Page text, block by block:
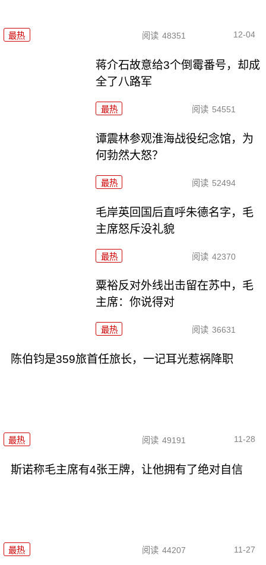
最热 阅读 48351 12-04
蒋介石故意给3个倒霉番号，却成
全了八路军
最热 阅读 54551
谭震林参观淮海战役纪念馆，为
何勃然大怒？
最热 阅读 52494
毛岸英回国后直呼朱德名字，毛
主席怒斥没礼貌
最热 阅读 42370
粟裕反对外线出击留在苏中，毛
主席：你说得对
最热 阅读 36631
陈伯钧是359旅首任旅长，一记耳光惹祸降职
最热 阅读 49191 11-28
斯诺称毛主席有4张王牌，让他拥有了绝对自信
最热 阅读 44207 11-27